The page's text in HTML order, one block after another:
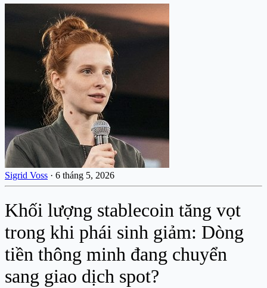
Sigrid Voss · 6 tháng 5, 2026
Khối lượng stablecoin tăng vọt
trong khi phái sinh giảm: Dòng
tiền thông minh đang chuyển
sang giao dịch spot?